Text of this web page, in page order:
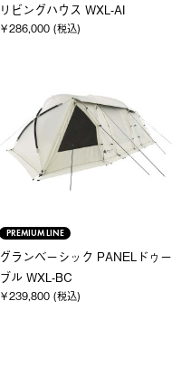
リビングハウス WXL-AI
￥286,000 (税込)
PREMIUM LINE
グランベーシック PANELドゥー
ブル WXL-BC
￥239,800 (税込)